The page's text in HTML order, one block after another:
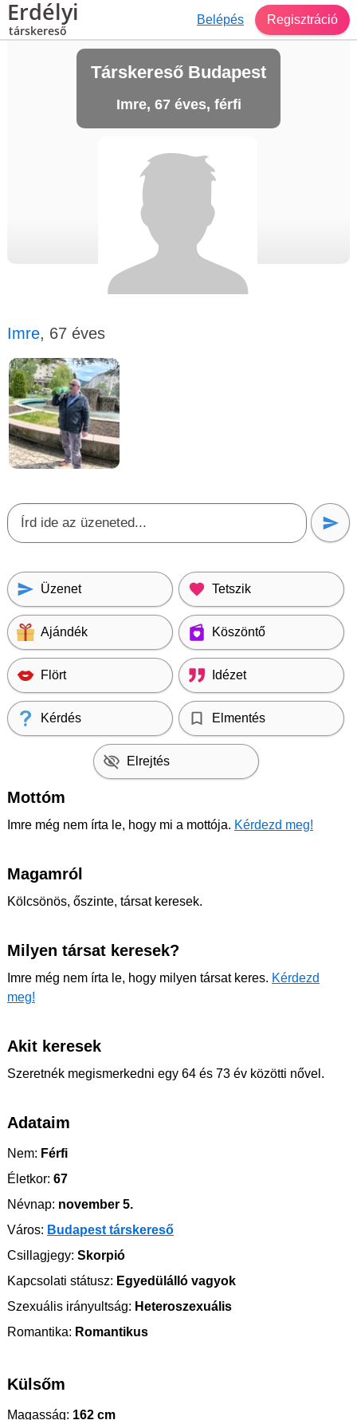
Erdélyi
társkereső
Belépés Regisztráció
Társkereső Budapest
Imre, 67 éves, férfi
Imre, 67 éves
Üzenet Tetszik
Ajándék Köszöntő
Flört Idézet
Kérdés Elmentés
Elrejtés
Mottóm
Imre még nem írta le, hogy mi a mottója. Kérdezd meg!
Magamról
Kölcsönös, őszinte, társat keresek.
Milyen társat keresek?
Imre még nem írta le, hogy milyen társat keres. Kérdezd
meg!
Akit keresek
Szeretnék megismerkedni egy 64 és 73 év közötti nővel.
Adataim
Nem: Férfi
Életkor: 67
Névnap: november 5.
Város: Budapest társkereső
Csillagjegy: Skorpió
Kapcsolati státusz: Egyedülálló vagyok
Szexuális irányultság: Heteroszexuális
Romantika: Romantikus
Külsőm
Magasság: 162 cm